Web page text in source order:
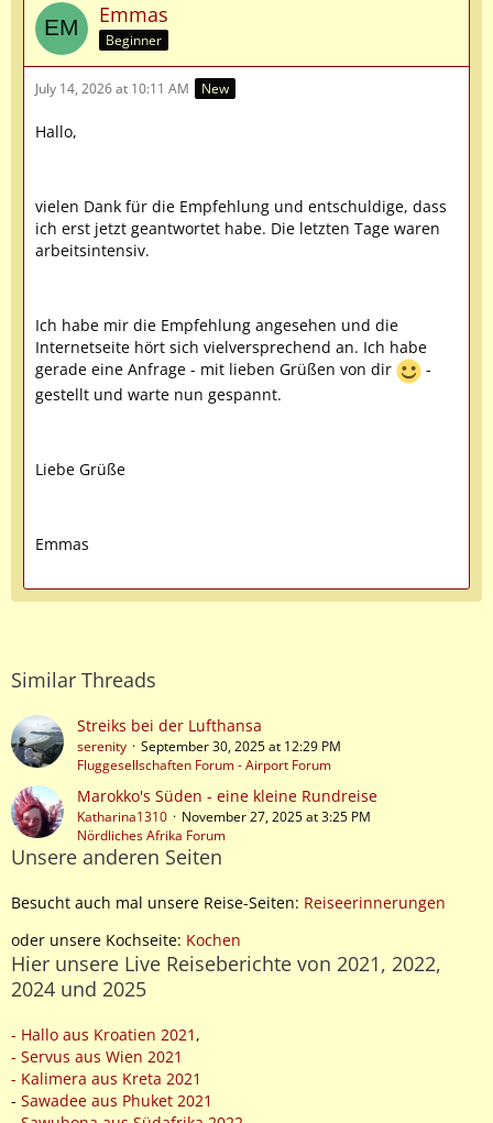
Emmas
Beginner
July 14, 2026 at 10:11 AM New
Hallo,
vielen Dank für die Empfehlung und entschuldige, dass
ich erst jetzt geantwortet habe. Die letzten Tage waren
arbeitsintensiv.
Ich habe mir die Empfehlung angesehen und die
Internetseite hört sich vielversprechend an. Ich habe
gerade eine Anfrage - mit lieben Grüßen von dir
-
gestellt und warte nun gespannt.
Liebe Grüße
Emmas
Similar Threads
Streiks bei der Lufthansa
serenity
September 30, 2025 at 12:29 PM
Fluggesellschaften Forum - Airport Forum
Marokko's Süden - eine kleine Rundreise
Katharina1310
November 27, 2025 at 3:25 PM
Nördliches Afrika Forum
Unsere anderen Seiten
Besucht auch mal unsere Reise-Seiten: Reiseerinnerungen
oder unsere Kochseite: Kochen
Hier unsere Live Reiseberichte von 2021, 2022,
2024 und 2025
- Hallo aus Kroatien 2021 ,
- Servus aus Wien 2021
- Kalimera aus Kreta 2021
- Sawadee aus Phuket 2021